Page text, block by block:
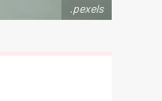
.pexels